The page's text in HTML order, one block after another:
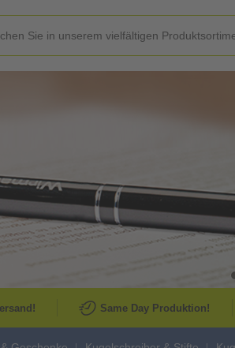
Same Day Produktion!